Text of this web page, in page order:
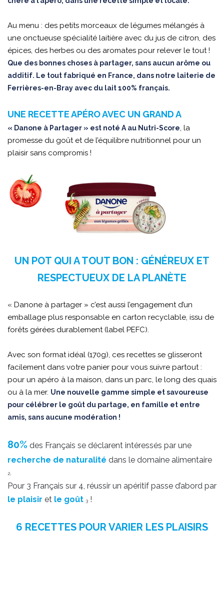
Au menu : des petits morceaux de légumes mélangés à
une onctueuse spécialité laitière avec du jus de citron, des
épices, des herbes ou des aromates pour relever le tout !
Que des bonnes choses à partager, sans aucun arôme ou
additif. Le tout fabriqué en France, dans notre laiterie de
Ferrières-en-Bray avec du lait 100% français.
UNE RECETTE APÉRO AVEC UN GRAND A
« Danone à Partager » est noté A au Nutri-Score, la
promesse du goût et de l’équilibre nutritionnel pour un
plaisir sans compromis !
UN POT QUI A TOUT BON : GÉNÉREUX ET
RESPECTUEUX DE LA PLANÈTE
« Danone à partager » c’est aussi l’engagement d’un
emballage plus responsable en carton recyclable, issu de
forêts gérées durablement (label PEFC).
Avec son format idéal (170g), ces recettes se glisseront
facilement dans votre panier pour vous suivre partout :
pour un apéro à la maison, dans un parc, le long des quais
ou à la mer. Une nouvelle gamme simple et savoureuse
pour célébrer le goût du partage, en famille et entre
amis, sans aucune modération !
80% des Français se déclarent intéressés par une
recherche de naturalité dans le domaine alimentaire
2.
Pour 3 Français sur 4, réussir un apéritif passe d’abord par
le plaisir et le goût 3 !
6 RECETTES POUR VARIER LES PLAISIRS